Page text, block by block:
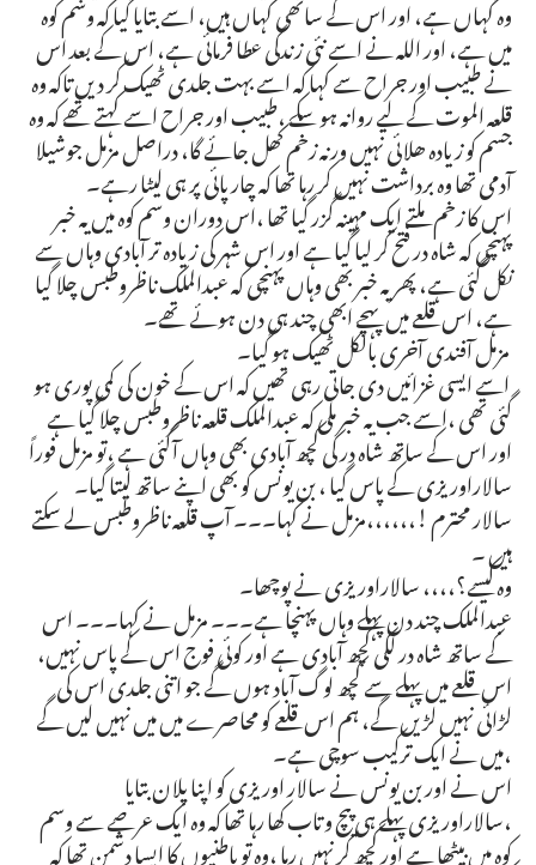
وہ کہاں ہے، اور اس کے ساتھی کہاں ہیں، اسے بتایا گیا کہ وسم کوہ
میں ہے، اور اللہ نے اسے نئی زندگی عطا فرمائی ہے، اس کے بعد اس
نے طبیب اور جراح سے کہا کہ اسے بہت جلدی ٹھیک کر دیں تاکہ وہ
قلعہ الموت کے لیے روانہ ہو سکے ،طبیب اور جراح اسے کہتے تھے کہ وہ
جسم کو زیادہ ھلائی نہیں ورنہ زخم کھل جائے گا، دراصل مزمل جوشیلا
آدمی تھا وہ برداشت نہیں کر رہا تھا کہ چار پائی پر ہی لیٹا رہے۔
اس کا زخم ملتے ایک مہینہ گزر گیا تھا ،اس دوران وسم کوہ میں یہ خبر
پہنچی کہ شاہ در فتح کر لیا گیا ہے اور اس شہر کی زیادہ تر آبادی وہاں سے
نکل گئی ہے، پھر یہ خبر بھی وہاں پہنچی کہ عبدالملک ناظروطبس چلا گیا
ہے، اس قلعے میں پہچے ابھی چند ہی دن ہوئے تھے۔
مزمل آفندی آخری بالکل ٹھیک ہو گیا۔
اسے ایسی غزائیں دی جاتی رہی تھیں کہ اس کے خون کی کمی پوری ہو
گئی تھی ،اسے جب یہ خبر ملی کہ عبدالملک قلعہ ناظروطبس چلا گیا ہے
اور اس کے ساتھ شاہ در کی کچھ آبادی بھی وہاں آگئی ہے ،تو مزمل فوراً
سالاراوریزی کے پاس گیا ، بن یونس کو بھی اپنے ساتھ لیتا گیا۔
سالار محترم !،،،،،،مزمل نے کہا۔۔۔ آپ قلعہ ناظروطبس لے سکتے
ہیں ۔
وہ کیسے؟،،،، سالاراوریزی نے پوچھا۔
عبدالملک چند دن پہلے وہاں پہنچا ہے۔۔۔ مزمل نے کہا۔۔۔ اس
کے ساتھ شاہ در لکی کچھ آبادی ہے اور کوئی فوج اس کے پاس نہیں،
اس قلعے میں پہلے سے کچھ لوگ آباد ہوں گے جو اتنی جلدی اس کی
لڑائی نہیں لڑیں گے، ہم اس قلعے کو محاصرے میں میں نہیں لیں گے
،میں نے ایک ترکیب سوچی ہے۔
اس نے اور بن یونس نے سالار اوریزی کو اپنا پلان بتایا
،سالاراوریزی پہلے ہی پیچ و تاب کھا رہا تھا کہ وہ ایک عرصے سے وسم
کوہ میں بیٹھا ہے اور کچھ کر نہیں رہا ،وہ تو باطنیوں کا ایسا دشمن تھا کہ